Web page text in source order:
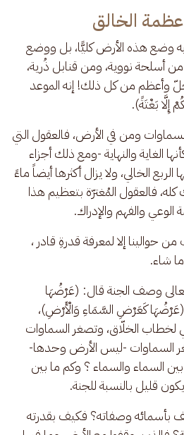
عظمة الخالق
وضع هذه الأرض كليًّا، بل ووضع
من أسلحة نووية، ومن قنابل ذُرية،
وأعظم من كل ذلك! إنه الموعد
إِلَّا بَغْتَةً).
ومن في الأرض، فالعقول التي
الغاية والنهاية -ومع ذلك أجزاء
الخالي، ولا يزال أكثرها أيضاً ماءً
فالعقول المُغترّة بتعظيم هذا
والفهم والإدراك.
حوالينا إلا لمعرفة قدرةِ قادر ،
شاء.
وصف الجنة قال: (عَرْضُهَا
كَعَرْضِ السَّمَاءِ وَالْأَرْضِ)،
لخطاب الخلّاق، وتصغر السماوات
السماوات -ليس الأرض وحدها-
السماء والسماء ؟ وكم ما بين
قليل بالنسبة للجنة.
وصفاته؟ فكيف بقدرته